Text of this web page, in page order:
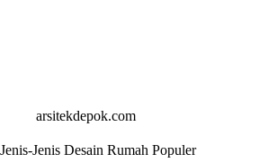
arsitekdepok.com
Jenis-Jenis Desain Rumah Populer